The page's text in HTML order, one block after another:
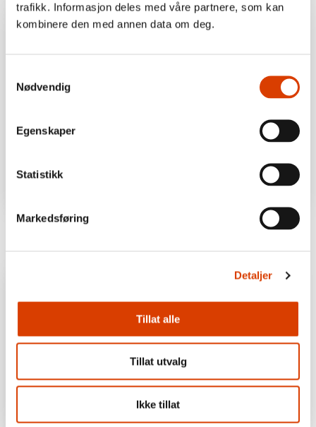
trafikk. Informasjon deles med våre partnere, som kan
kombinere den med annen data om deg.
Nødvendig
Egenskaper
Statistikk
Markedsføring
Detaljer
Tillat alle
Tillat utvalg
Ikke tillat
Lars Fr. H. Svendsen
A Philosophy of Hope
The Foragers - Custodians of